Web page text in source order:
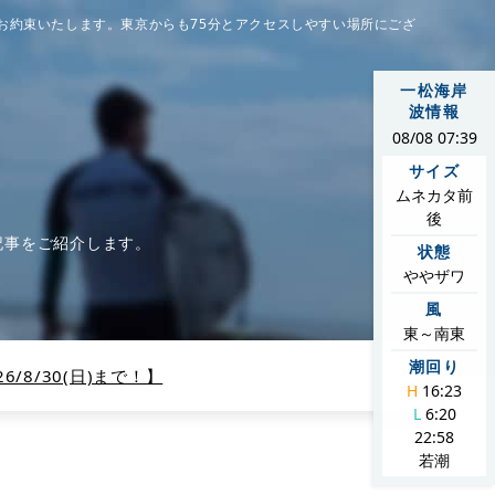
一松海岸
波情報
08/08 07:39
サイズ
ムネカタ前
後
状態
ややザワ
風
東～南東
潮回り
H 16:23
L6:20
22:58
若潮
束いたします。東京からも75分とアクセスしやすい場所にござ
をご紹介します。
8/30(日)まで！】